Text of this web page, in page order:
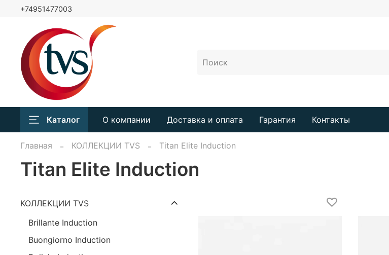
+74951477003
Каталог О компании Доставка и оплата Гарантия Контакты
Главная КОЛЛЕКЦИИ TVS Titan Elite Induction
Titan Elite Induction
КОЛЛЕКЦИИ TVS
Brillante Induction
Buongiorno Induction